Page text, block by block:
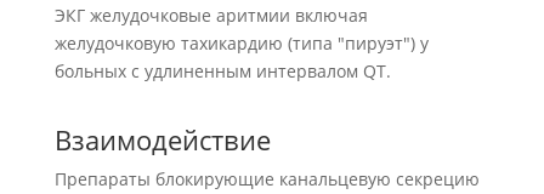
ЭКГ желудочковые аритмии включая
желудочковую тахикардию (типа "пируэт") у
больных с удлиненным интервалом QT.
Взаимодействие
Препараты блокирующие канальцевую секрецию